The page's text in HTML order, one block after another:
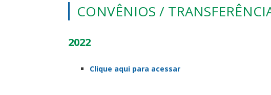
CONVÊNIOS /
2022
Clique aqui para acessar